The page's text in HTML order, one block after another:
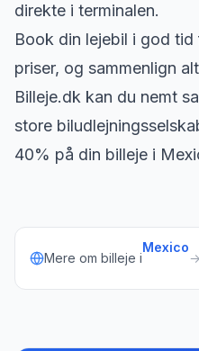
direkte i terminalen.
Book din lejebil i god
priser, og sammenlign
Billeje.dk kan du nemt
store
40% på din billeje i
Mere om billeje i
Mexico
→